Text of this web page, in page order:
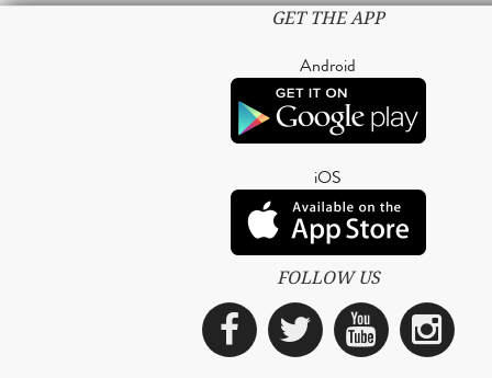
GET THE APP
Android
iOS
FOLLOW US
Facebook
Twitter